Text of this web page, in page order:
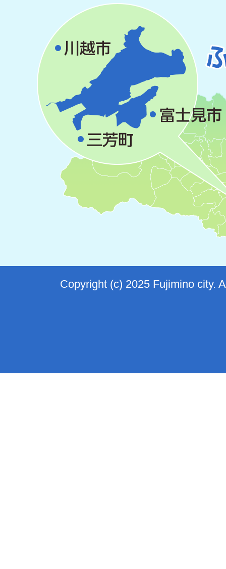
Copyright (c) 2025 Fujimino city.